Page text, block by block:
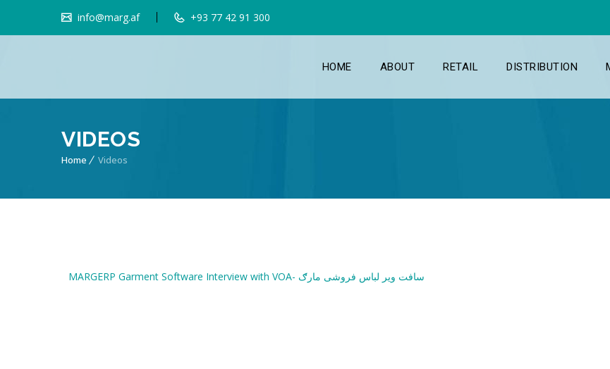
info@marg.af +93 77 42 91 300
HOME ABOUT RETAIL DISTRIBUTION
VIDEOS
Home Videos
MARGERP Garment Software Interview with VOA- سافت ویر لباس فروشی مارګ